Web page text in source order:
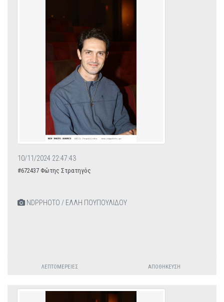
10/11/2024 22:47:43
#672437 Φώτης Στρατηγός
NDPPHOTO / ΕΛΛΗ ΠΟΥΠΟΥΛΙΔΟΥ
ΛΕΠΤΟΜΈΡΕΙΕΣ ΑΠΟΘΉΚΕΥΣΗ